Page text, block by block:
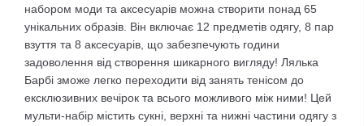
набором моди та аксесуарів можна створити понад 65
унікальних образів. Він включає 12 предметів одягу, 8 пар
взуття та 8 аксесуарів, що забезпечують години
задоволення від створення шикарного вигляду! Лялька
Барбі зможе легко переходити від занять тенісом до
ексклюзивних вечірок та всього можливого між ними! Цей
мульти-набір містить сукні, верхні та нижні частини одягу з